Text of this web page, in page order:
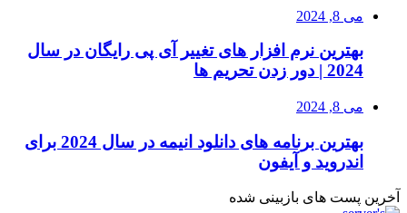
می 8, 2024
بهترین نرم افزار های تغییر آی پی رایگان در سال
2024 | دور زدن تحریم ها
می 8, 2024
بهترین برنامه های دانلود انیمه در سال 2024 برای
اندروید و آیفون
آخرین پست های بازبینی شده